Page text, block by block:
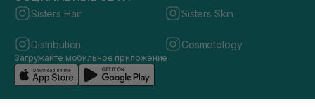
Sisters Hair Sisters Skin
Distribution Cosmetology
Загружайте мобильное приложение